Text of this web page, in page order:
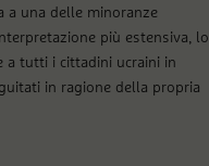
a una delle minoranze
più estensiva, lo
a tutti i cittadini ucraini in
in ragione della propria